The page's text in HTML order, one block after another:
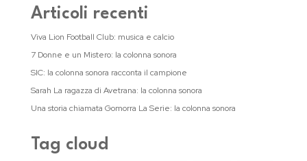
Articoli recenti
Viva Lion Football Club: musica e calcio
7 Donne e un Mistero: la colonna sonora
SIC: la colonna sonora racconta il campione
Sarah La ragazza di Avetrana: la colonna sonora
Una storia chiamata Gomorra La Serie: la colonna sonora
Tag cloud